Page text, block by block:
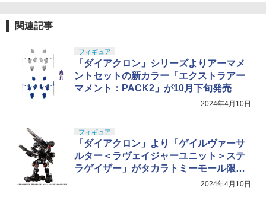
関連記事
フィギュア
「ダイアクロン」シリーズよりアーマメ
ントセットの新カラー「エクストラアー
マメント：PACK2」が10月下旬発売
2024年4月10日
フィギュア
「ダイアクロン」より「ゲイルヴァーサ
ルター＜ラヴェイジャーユニット＞ステ
ラゲイザー」がタカラトミーモール限定
2024年4月10日